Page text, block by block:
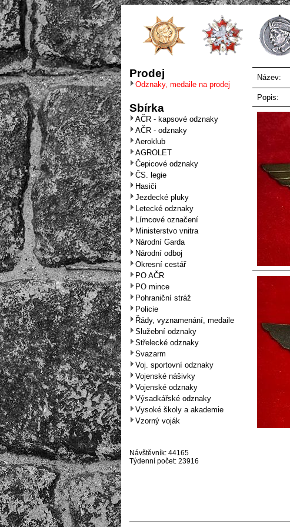
Prodej
Odznaky, medaile na prodej
Sbírka
AČR - kapsové odznaky
AČR - odznaky
Aeroklub
AGROLET
Čepicové odznaky
ČS. legie
Hasiči
Jezdecké pluky
Letecké odznaky
Límcové označení
Ministerstvo vnitra
Národní Garda
Národní odboj
Okresní cestář
PO AČR
PO mince
Pohraniční stráž
Policie
Řády, vyznamenání, medaile
Služební odznaky
Střelecké odznaky
Svazarm
Voj. sportovní odznaky
Vojenské nášivky
Vojenské odznaky
Výsadkářské odznaky
Vysoké školy a akademie
Vzorný voják
Návštěvník: 44165
Týdenní počet: 23916
Název:
Popis: